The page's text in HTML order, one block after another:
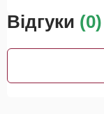
Відгуки (0)